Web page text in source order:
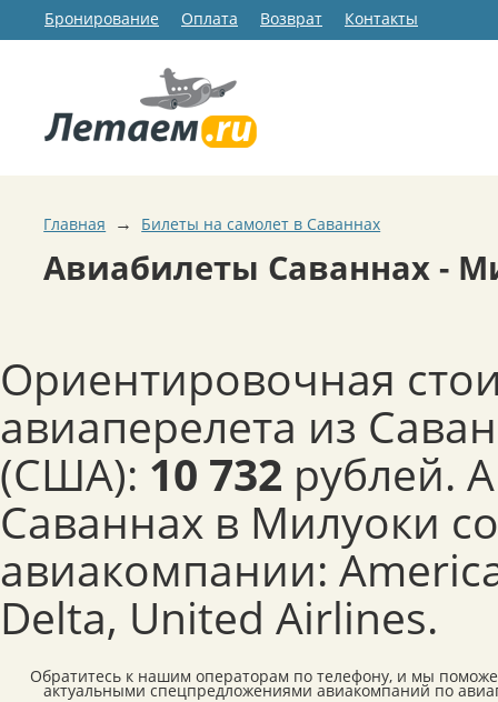
Бронирование Оплата Возврат Контакты
Главная → Билеты на самолет в Саваннах
Авиабилеты Саваннах -
Ориентировочная
авиаперелета из
(США): 10 732 рублей.
Саваннах в Милуоки
авиакомпании:
Delta, United Airlines.
Обратитесь к нашим операторам по телефону, и мы
актуальными спецпредложениями авиакомпаний по